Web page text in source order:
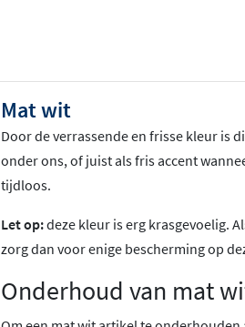
Mat wit
Door de verrassende en frisse kleur is
onder ons, of juist als fris accent
tijdloos.
Let op:deze kleur is erg krasgevoelig.
zorg dan voor enige bescherming op
Onderhoud van mat